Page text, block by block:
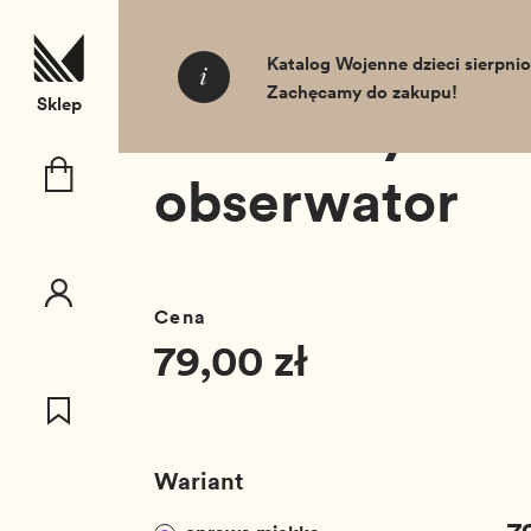
Sklep
Katalog Wojenne dzieci
Zachęcamy do zakupu!
Strona główna Wydawnictwa
obserwator
Cena
79,00 zł
Wariant